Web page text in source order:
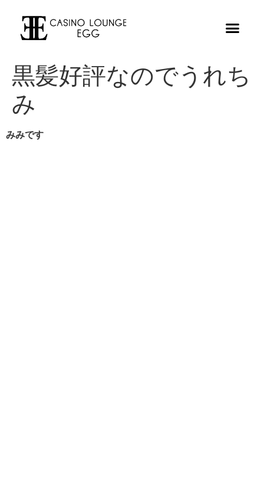
黒髪好評なのでうれち
み
みみです